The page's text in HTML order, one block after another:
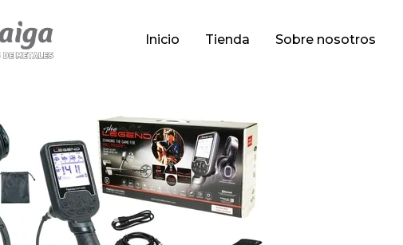
Inicio Tienda Sobre nosotros